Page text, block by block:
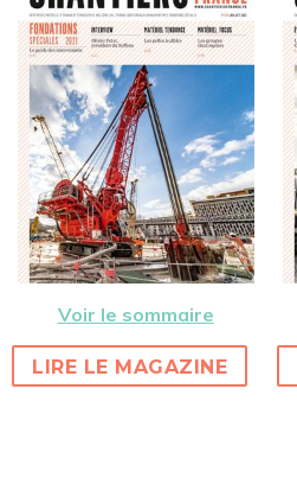
Voir le sommaire
LIRE LE MAGAZINE